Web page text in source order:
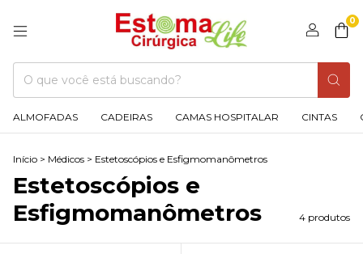
0
ALMOFADAS CADEIRAS CAMAS HOSPITALAR CINTAS
Início > Médicos > Estetoscópios e Esfigmomanômetros
Estetoscópios e
Esfigmomanômetros
4 produtos